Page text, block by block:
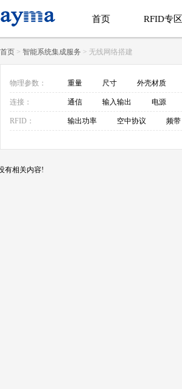
首页 RFID专区
首页 > 智能系统集成服务 > 无线网络搭建
物理参数： 重量 尺寸 外壳材质
连接： 通信 输入输出 电源
RFID： 输出功率 空中协议 频带
有相关内容!